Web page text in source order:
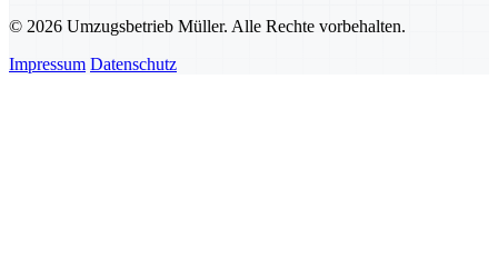
© 2026 Umzugsbetrieb Müller. Alle Rechte vorbehalten.
Impressum Datenschutz